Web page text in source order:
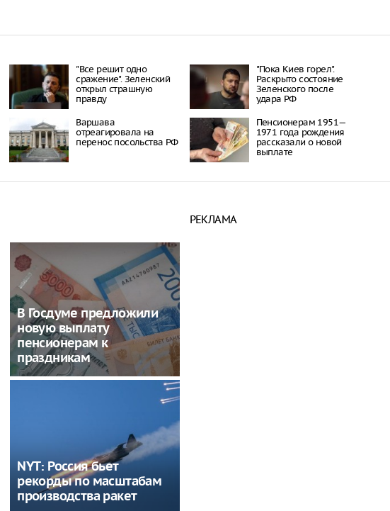
В Нижнекамске в результате атаки
"Все решит одно
сражение". Зеленский
открыл страшную
правду
"Пока Киев горел".
Раскрыто состояние
Зеленского после
удара РФ
Варшава
отреагировала на
перенос посольства РФ
Пенсионерам 1951—
1971 года рождения
рассказали о новой
выплате
В Госдуме предложили
новую выплату
пенсионерам к
праздникам
NYT: Россия бьет
рекорды по масштабам
производства ракет
РЕКЛАМА